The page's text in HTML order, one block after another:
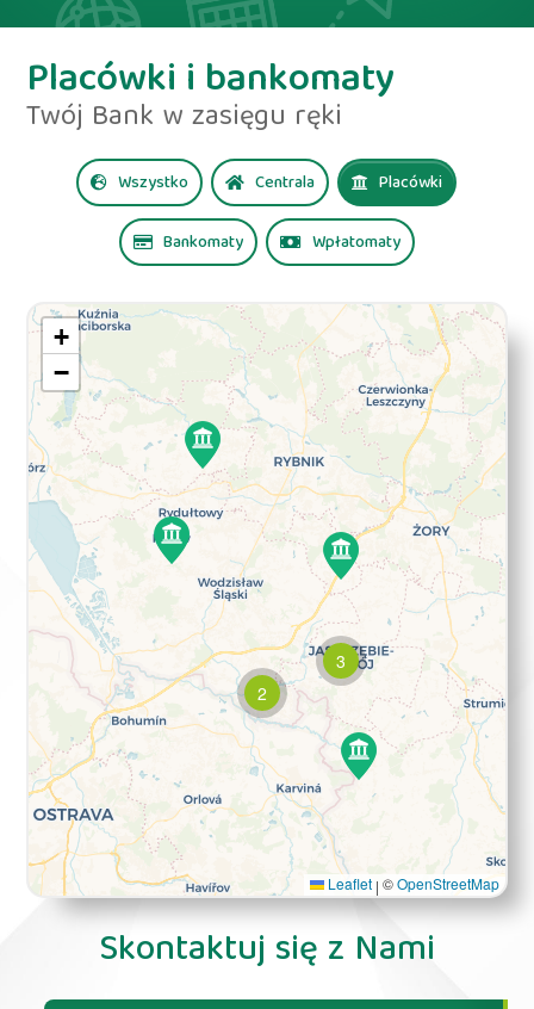
Placówki i bankomaty
Twój Bank w zasięgu ręki
Wszystko Centrala Placówki
Bankomaty Wpłatomaty
2
3
+
−
Leaflet | ©OpenStreetMap
Skontaktuj się z Nami